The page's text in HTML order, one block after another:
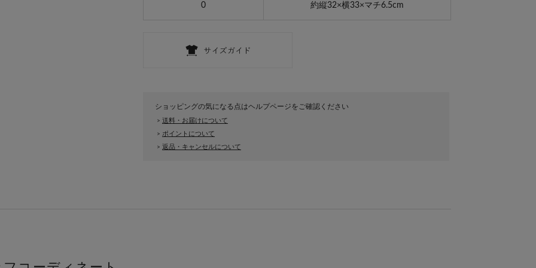
0 約縦32×横33×マチ6.5cm
ショッピングの気になる点はヘルプページをご確認ください
> 送料・お届けについて
> ポイントについて
> 返品・キャンセルについて